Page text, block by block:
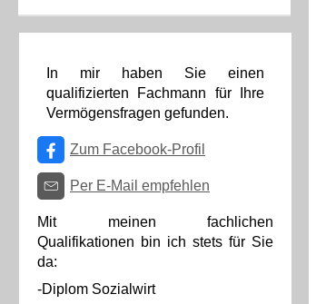
In mir haben Sie einen
qualifizierten Fachmann für Ihre
Vermögensfragen gefunden.
Zum Facebook-Profil
Per E-Mail empfehlen
Mit meinen fachlichen
Qualifikationen bin ich stets für Sie
da:
-Diplom Sozialwirt